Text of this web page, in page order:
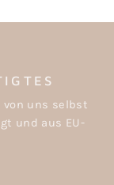
von uns selbst
und aus EU-